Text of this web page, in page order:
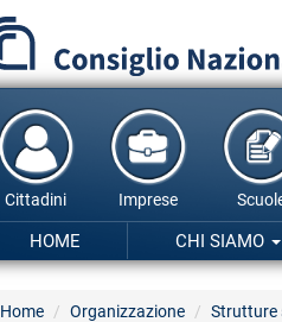
Cittadini Imprese
HOME CHI SIAMO
Home Organizzazione Strutture